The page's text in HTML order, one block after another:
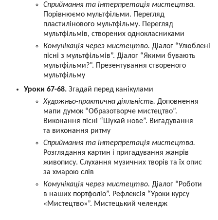
Сприймання та інтерпретація мистецтва.
Порівнюємо мультфільми. Перегляд
пластилінового мультфільму. Перегляд
мультфільмів, створених однокласниками
Комунікація через мистецтво. Діалог “Улюблені
пісні з мультфільмів”. Діалог “Якими бувають
мультфільми?”. Презентування створеного
мультфільму
Уроки 67-68.Згадай перед канікулами
Художньо-практична діяльність. Доповнення
мапи думок “Образотворче мистецтво”.
Виконання пісні “Шукай нове”. Вигадування
та виконання ритму
Сприймання та інтерпретація мистецтва.
Розглядання картин і пригадування жанрів
живопису. Слухання музичних творів та їх опис
за хмарою слів
Комунікація через мистецтво. Діалог “Роботи
в наших портфоліо”. Рефлексія “Уроки курсу
«Мистецтво»”. Мистецький челендж